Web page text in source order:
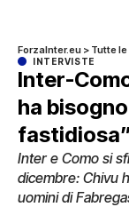
ForzaInter.eu > Tutte
INTERVISTE
Inter-
ha
Inter e Como si
dicembre: Chivu
uomini di